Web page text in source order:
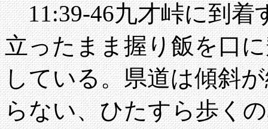
11:39-46九才峠に到着
立ったまま握り飯を口
している。県道は傾斜
らない、ひたすら歩く